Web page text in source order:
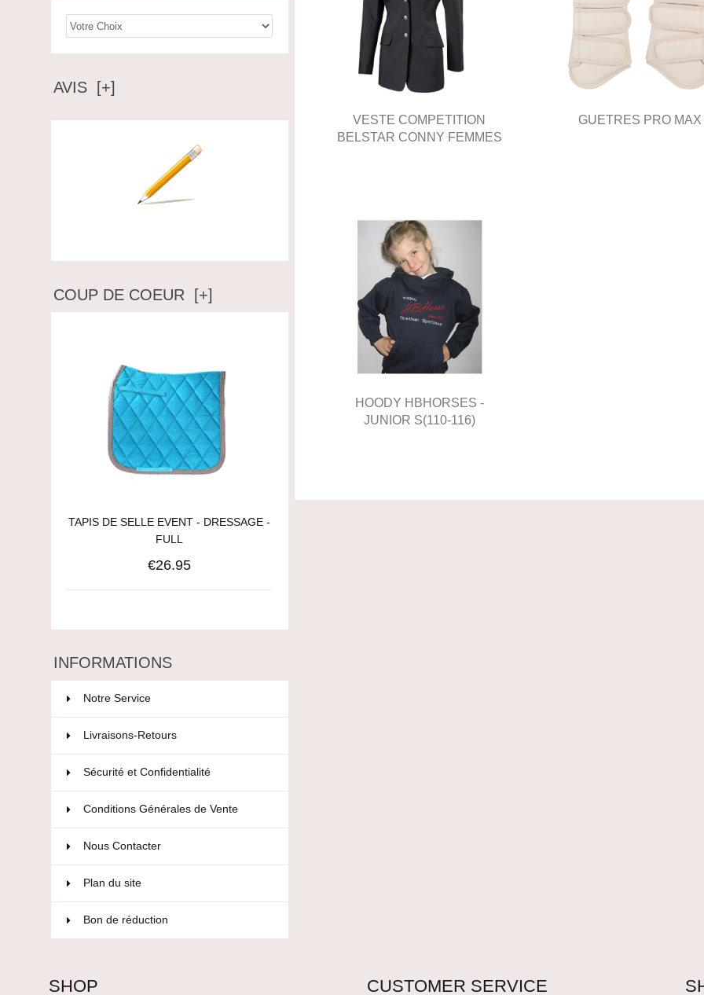
AVIS [+]
COUP DE COEUR [+]
TAPIS DE SELLE EVENT - DRESSAGE -
FULL
€26.95
INFORMATIONS
Notre Service
Livraisons-Retours
Sécurité et Confidentialité
Conditions Générales de Vente
Nous Contacter
Plan du site
Bon de réduction
VESTE COMPETITION
BELSTAR CONNY FEMMES
GUETRES PRO MAX
HOODY HBHORSES -
JUNIOR S(110-116)
SHOP CUSTOMER SERVICE